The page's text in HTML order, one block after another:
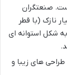
صنعتگران
نازک (با قطر
شکل استوانه ای
های زیبا و